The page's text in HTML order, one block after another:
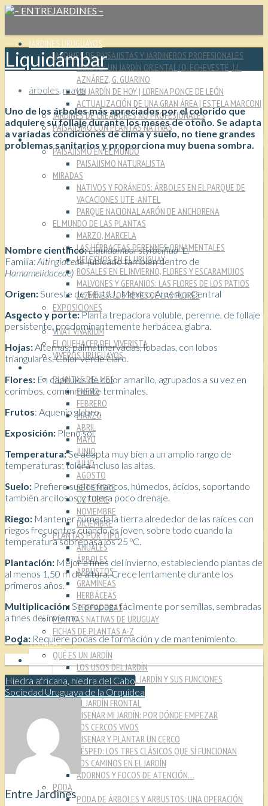
JARDINES URUGUAYOS
JARDINES DE PAISAJISTAS Y JARDINEROS PROFESIONALES
YARUTO: UN JARDÍN ORIENTAL | D. ECHEVESTE, J.L.
AZNÁREZ, G. GUARINO
UN JARDÍN DE HOY | LORENA PONCE DE LEÓN
ACTUALIZACIÓN DE UNA GRAN ÁREA | ESTELA MARCONI
JARDINES DE CREADORES NO PROFESIONALES
PAISAJISMO CON PLANTAS NATIVAS
CULTURA JARDINERA
PAISAJISMO EN EL MUNDO
PAISAJISMO NATURALISTA
MIRADAS
NATIVOS Y FORÁNEOS: ÁRBOLES EN EL PARQUE DE
VACACIONES UTE-ANTEL
PARQUE NACIONAL AARÓN DE ANCHORENA
EL MUNDO DE LAS PLANTAS
MARZO, MARCELA
LAS HÉRBACEAS PERENNES ORNAMENTALES
HELECHOS EN EL URUGUAY
ROSALES EN EL INVIERNO, FLORES Y ESCARAMUJOS
MALVONES Y GERANIOS: LAS FLORES DE LOS PATIOS
JAZMINES: LOS REYES DE LAS FLORES
EXPOSICIONES
VIVEROS
VIVAT VIVARIUM
EL QUEHACER DEL VIVERISTA
VIVEROS URUGUAYOS
PLANTAS DEL MES
ENERO
FEBRERO
MARZO
ABRIL
MAYO
JUNIO
JULIO
AGOSTO
SETIEMBRE
OCTUBRE
NOVIEMBRE
DICIEMBRE
PLANTAS POR TIPO
ANUALES
ÁRBOLES
ARBUSTOS
GRAMÍNEAS
HERBÁCEAS
TREPADORAS
PLANTAS NATIVAS DE URUGUAY
FICHAS DE PLANTAS A-Z
TÉCNICAS
QUÉ ES UN JARDÍN
LOS USOS DEL JARDÍN
LOS ESPACIOS DEL JARDÍN Y SUS FUNCIONES
JARDÍN INTERIOR
EL JARDÍN FRONTAL
DISEÑAR MI JARDÍN: POR DÓNDE EMPEZAR
LOS CERCOS VIVOS
DISEÑAR Y PLANTAR UN CERCO
CÉSPED: LOS TRES CLÁSICOS QUE SÍ FUNCIONAN
LOS CAMINOS EN EL JARDÍN
ADORNOS Y FOCOS DE ATENCIÓN…
PODA
PODA DE ÁRBOLES Y ARBUSTOS: UNA OPERACIÓN
Liquidámbar
árboles, mayo
Uno de los árboles más apreciados por el colorido que
adquiere su follaje durante los meses de otoño. Se adapta
a variadas condiciones de clima y suelo, no tiene grandes
problemas sanitarios y proporciona muy buena sombra.
Nombre científico:Liquidambar styracifluaL.
Familia: Altingiaceae (ubicado también dentro de
Hamamelidaceae)
Origen:Sureste de EE. UU., México, América Central
Aspecto y porte:Planta trepadora voluble, perenne, de follaje
persistente, predominantemente herbácea, glabra.
Hojas:Alternas, palmatinervadas, lobadas, con lobos
triangulares. Color verde claro.
Flores: En capítulos de color amarillo, agrupados a su vez en
corimbos, comúnmente terminales.
Frutos: Aquenio glabro.
Exposición: Pleno sol.
Temperatura:Se adapta muy bien a un amplio rango de
temperaturas; tolera incluso las altas.
Suelo: Prefiere suelos francos, húmedos, ácidos, soportando
también arcillosos, y tolera poco drenaje.
Riego: Mantener húmeda la tierra alrededor de las raíces con
riegos frecuentes cuando es joven, sobre todo cuando la
temperatura sobrepasa los 25 ºC.
Plantación: Mejor a fines del invierno, estableciendo plantas de
al menos 1,50 m de altura. Crece lentamente durante los
primeros años.
Multiplicación:Se propaga fácilmente por semillas, sembradas
a fines del invierno.
Poda: Requiere podas de formación y de mantenimiento.
Hiedra africana, hiedra del Cabo
Sociedad Uruguaya de la Orquídea
Entre Jardines